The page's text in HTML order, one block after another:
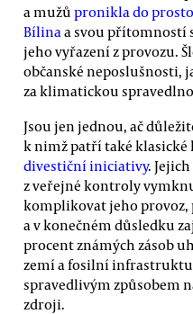
a mužů pronikla do
Bílina a svou přítomností
jeho vyřazení z provozu.
občanské neposlušnosti,
za klimatickou
Jsou jen jednou, ač
k nimž patří také klasické
divestiční iniciativy.
z veřejné kontroly
komplikovat jeho
a v konečném důsledku
procent známých zásob
zemí a fosilní
spravedlivým způsobem
zdroji.